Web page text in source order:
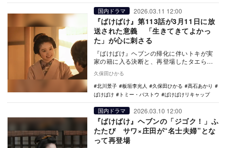
国内ドラマ 2026.03.11 12:00
『ばけばけ』第113話が3月11日に放
送された意義 「生きてきてよかっ
た」が心に刺さる
『ばけばけ』ヘブンの帰化に伴いトキが実
家の籍に入る決断と、再登場したタエらの
じ、日々の積み重…
久保田ひかる
北川景子
板垣李光人 久保田ひかる
髙石あかり
ばけばけ
トミー・バストウ ばけばけリキャップ
国内ドラマ 2026.03.10 12:00
『ばけばけ』ヘブンの「ジゴク！」ふ
たたび サワ×庄田が“名士夫婦”とな
って再登場